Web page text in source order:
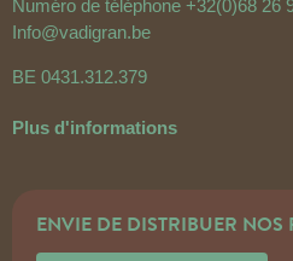
Numéro de téléphone +32(0)68 26
Info@vadigran.be
BE 0431.312.379
Plus d'informations
ENVIE DE DISTRIBUER NOS